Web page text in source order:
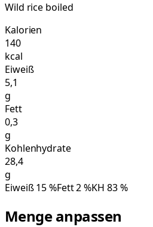
Wild rice boiled
Kalorien
140
kcal
Eiweiß
5,1
g
Fett
0,3
g
Kohlenhydrate
28,4
g
Eiweiß15%Fett2%KH 83%
Menge anpassen